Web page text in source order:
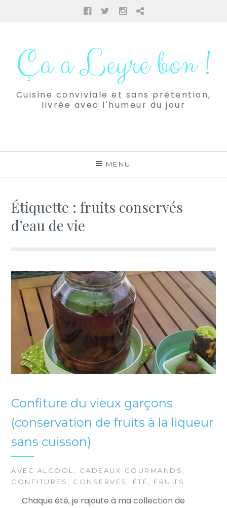
Facebook
TwitterInstagram
Pinterest
contenuÇa a Leyre bon !
Cuisine conviviale et sans prétention,
livrée avec l'humeur du jour
MENU
Étiquette :fruits conservés
d’eau de vie
Confiture du vieux garçons
(conservation de fruits à la liqueur
sans cuisson)
AVEC ALCOOL , CADEAUX GOURMANDS ,
CONFITURES , CONSERVES , ÉTÉ, FRUITS
Chaque été, je rajoute à ma collection de